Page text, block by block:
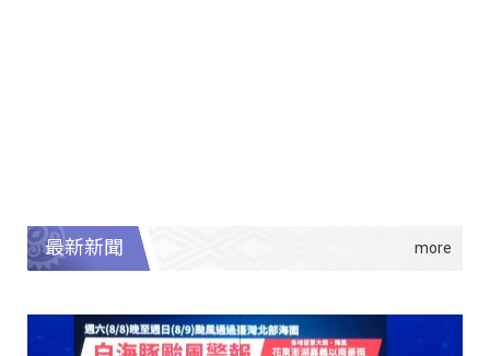
最新新聞